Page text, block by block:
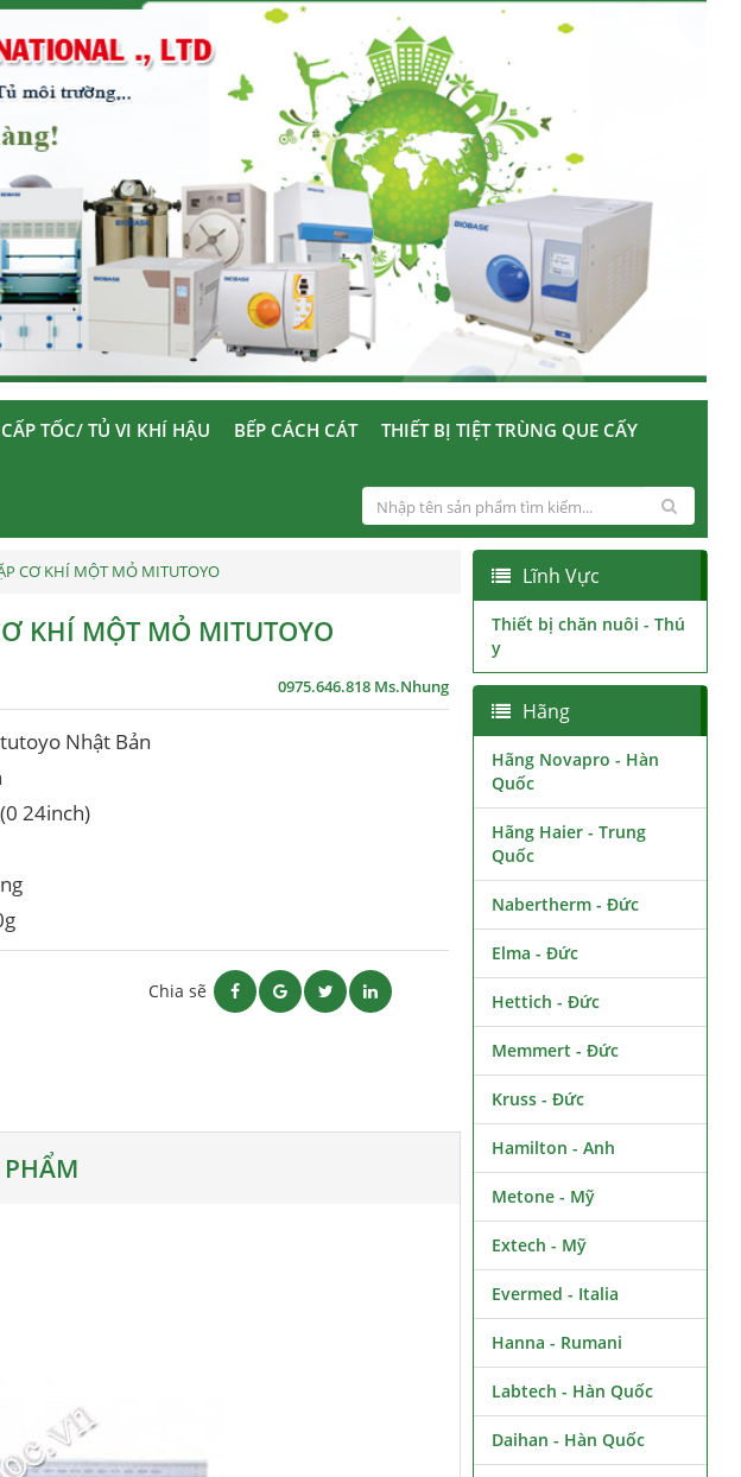
TỐC/ TỦ VI KHÍ HẬU BẾP CÁCH CÁT
THIẾT BỊ TIỆT TRÙNG QUE CẤY
CƠ KHÍ MỘT MỎ MITUTOYO
KHÍ MỘT MỎ MITUTOYO
0975.646.818 Ms.Nhung
Nhật Bản
24inch)
Chia sẽ
PHẨM
Lĩnh Vực
Thiết bị chăn nuôi - Thú
y
Hãng
Hãng Novapro - Hàn
Quốc
Hãng Haier - Trung
Quốc
Nabertherm - Đức
Elma - Đức
Hettich - Đức
Memmert - Đức
Kruss - Đức
Hamilton - Anh
Metone - Mỹ
Extech - Mỹ
Evermed - Italia
Hanna - Rumani
Labtech - Hàn Quốc
Daihan - Hàn Quốc